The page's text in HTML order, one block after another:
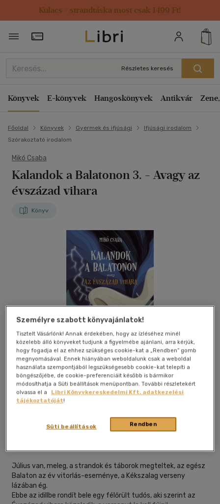
Kulacs / strandtáska most csak 1499 Ft!
Törzsvásárlói Kártya adatai
Részletes keresés
Könyvek E-könyvek Hangoskönyvek Antikvár
Főoldal Könyvek Gyermek és ifjúsági
Ifjúsági irodalom
Szórakoztató irodalom
Mikó Csaba
Kalandok a Balatonon 3. - Avagy az
évszázad vihara
Könyv
Csak online
Kívánságlistához adom
magyar nyelvű|füles, kartonált
Július van, meleg, a strandok és táborok megteltek, az egész
Balaton az év vitorlás-eseménye, a Kékszalag verseny
lázában ég.
Ebbe az idillbe rondít bele egy félőrült tudós, aki szerint az
Személyre szabott könyvajánlatok!
Tisztelt Vásárlónk! Annak érdekében, hogy az ízléséhez minél
közelebb álló könyveket tudjunk a figyelmébe ajánlani, arra kérjük,
hogy fogadja el az ehhez szükséges cookie-kat a „Rendben” gomb
megnyomásával. Ennek hiányában weboldalunk csak a weboldal
használata szempontjából legszükségesebb cookie-kat telepíti a
böngészőjébe, de cookie-preferenciáit később is bármikor
módosíthatja a Süti beállítások menüpontban. További részletekért
olvassa el a
Libri Könyvkereskedelmi Kft. adatkezelési
tájékoztatóját!
Rendben
Süti beállítások